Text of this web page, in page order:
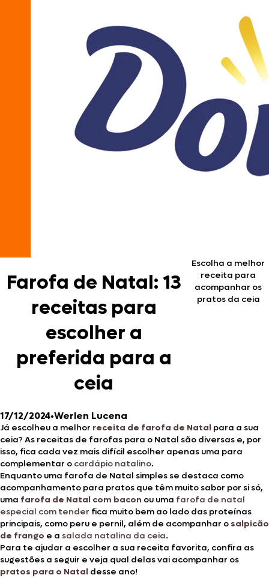
Farofa de Natal: 13
receitas para
escolher a
preferida para a
ceia
Escolha a melhor
receita para
acompanhar os
pratos da ceia
17/12/2024•Werlen Lucena
Já escolheu a melhor receita de farofa de Natal para a sua
ceia? As receitas de farofas para o Natal são diversas e, por
isso, fica cada vez mais difícil escolher apenas uma para
complementar o cardápio natalino.
Enquanto uma farofa de Natal simples se destaca como
acompanhamento para pratos que têm muito sabor por si só,
uma farofa de Natal com bacon ou uma farofa de natal
especial com tender fica muito bem ao lado das proteínas
principais, como peru e pernil, além de acompanhar o salpicão
de frango e a salada natalina da ceia.
Para te ajudar a escolher a sua receita favorita, confira as
sugestões a seguir e veja qual delas vai acompanhar os
pratos para o Natal desse ano!